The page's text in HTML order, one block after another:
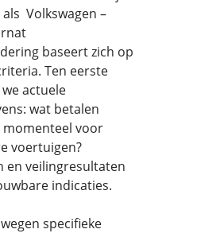
Volkswagen –
baseert zich op
Ten eerste
actuele
wat betalen
voor
voertuigen?
en veilingresultaten
indicaties.
specifieke